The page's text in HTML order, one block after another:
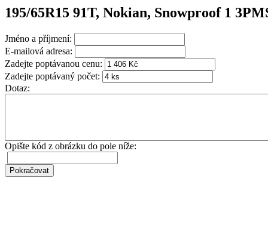
195/65R15 91T, Nokian, Snowproof 1
Jméno a příjmení:
E-mailová adresa:
Zadejte poptávanou cenu:
Zadejte poptávaný počet:
Dotaz:
Opište kód z obrázku do pole níže: